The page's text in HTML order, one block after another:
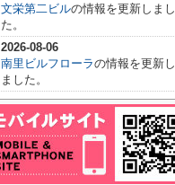
文栄第二ビルの情報を更新しまし
た。
2026-08-06
南里ビルフローラの情報を更新し
ました。